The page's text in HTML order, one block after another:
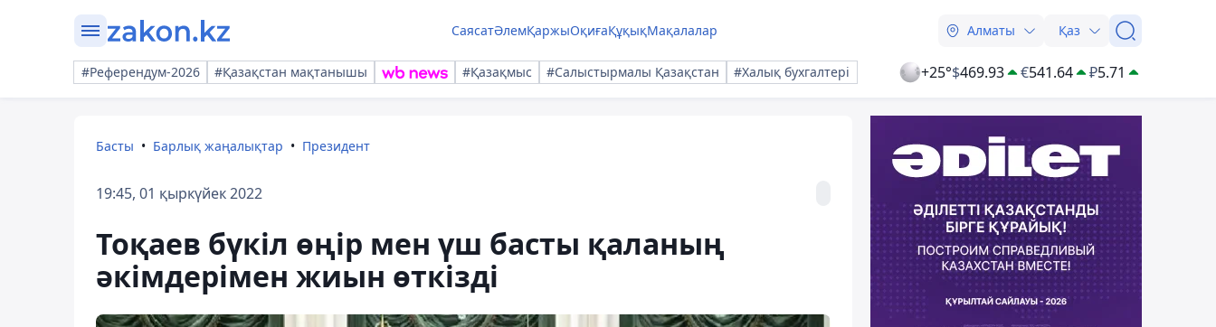
СаясатӘлемҚаржыОқиғаҚұқықМақалалар Алматы Қаз
#Референдум-2026 #Қазақстан мақтанышы #Қазақмыс #Салыстырмалы Қазақстан #Халық бухгалтері +25°$469.93 €541.64 ₽5.71
Басты Барлық жаңалықтар Президент
19:45, 01 қыркүйек 2022
Тоқаев бүкіл өңір мен үш басты қаланың
әкімдерімен жиын өткізді